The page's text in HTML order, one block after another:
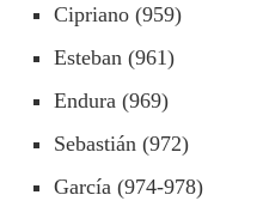
Cipriano (959)
Esteban (961)
Endura (969)
Sebastián (972)
García (974-978)